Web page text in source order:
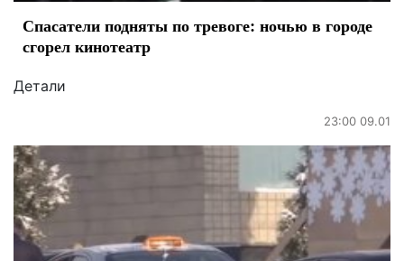
Спасатели подняты по тревоге: ночью в городе
сгорел кинотеатр
Детали
23:00 09.01